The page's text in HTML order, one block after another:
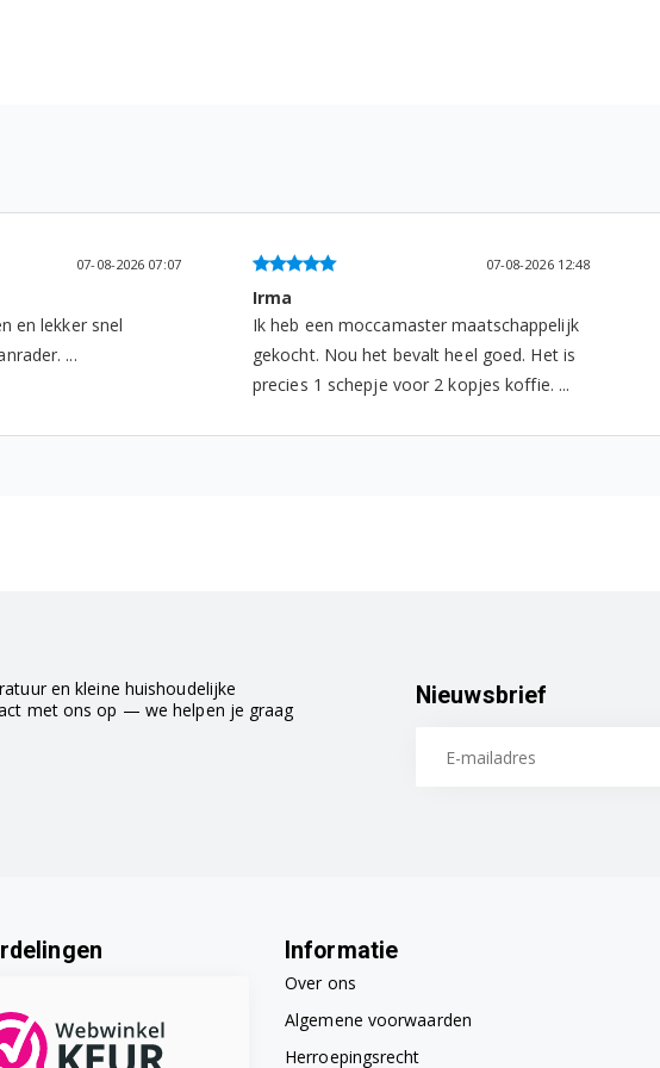
07-08-2026 07:07
en lekker snel
...
07-08-2026 12:48
Irma
Ik heb een moccamaster maatschappelijk
gekocht. Nou het bevalt heel goed. Het is
precies 1 schepje voor 2 kopjes koffie. ...
en kleine huishoudelijke
met ons op — we helpen je graag
Nieuwsbrief
Informatie
Over ons
Algemene voorwaarden
Herroepingsrecht